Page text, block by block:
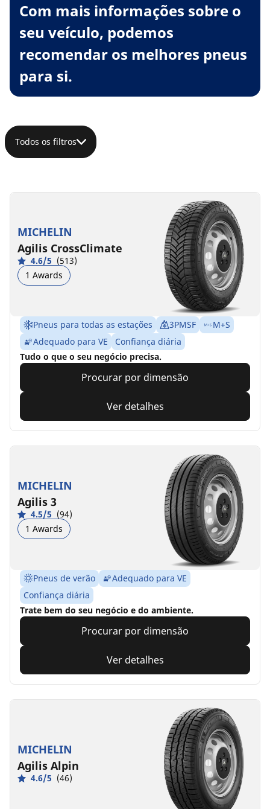
Com mais informações sobre o
seu veículo, podemos
recomendar os melhores pneus
para si.
Todos os filtros
MICHELIN
Agilis CrossClimate
4.6/5 (513)
1 Awards
Pneus para todas as estações 3PMSF
M+S
Adequado para VE
Confiança diária
Tudo o que o seu negócio precisa.
Procurar por dimensão
Ver detalhes
MICHELIN
Agilis 3
4.5/5 (94)
1 Awards
Pneus de verão
Adequado para VE
Confiança diária
Trate bem do seu negócio e do ambiente.
Procurar por dimensão
Ver detalhes
MICHELIN
Agilis Alpin
4.6/5 (46)